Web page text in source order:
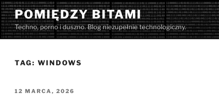
Przejdź
do
treści
POMIĘDZY BITAMI
Techno, porno i duszno. Blog niezupełnie technologiczny.
TAG: WINDOWS
OPUBLIKOWANE
12 MARCA, 2026